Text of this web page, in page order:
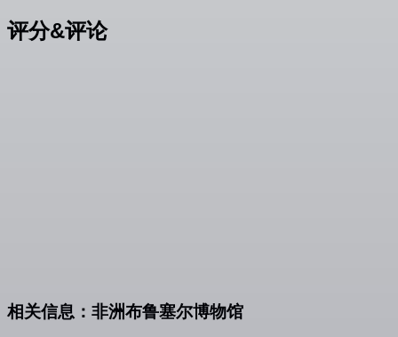
评分&评论
相关信息：非洲布鲁塞尔博物馆